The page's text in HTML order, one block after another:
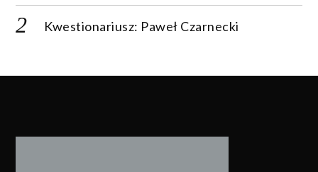
Kwestionariusz: Paweł Czarnecki